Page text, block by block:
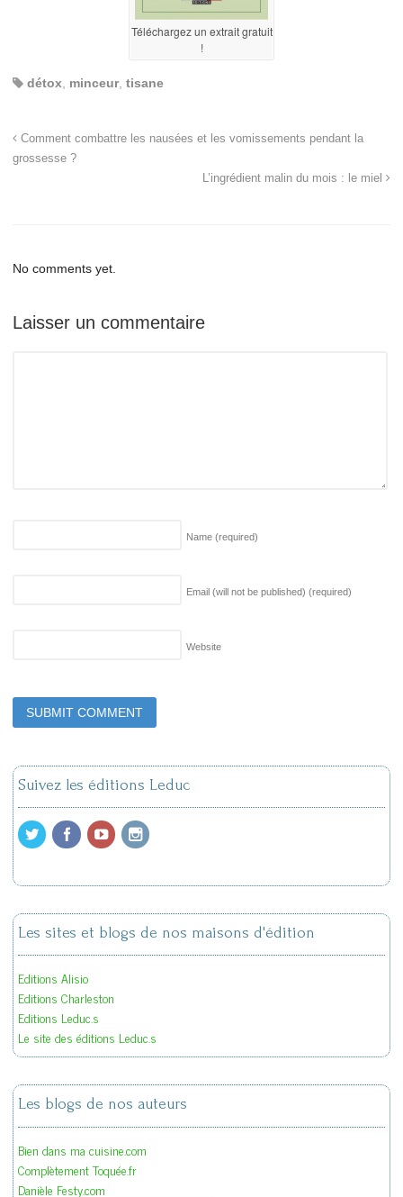
Téléchargez un extrait gratuit
!
détox, minceur, tisane
Comment combattre les nausées et les vomissements pendant la
grossesse ?
L’ingrédient malin du mois : le miel
No comments yet.
Laisser un commentaire
Name (required)
Email (will not be published) (required)
Website
Suivez les éditions Leduc
Les sites et blogs de nos maisons d'édition
Editions Alisio
Editions Charleston
Editions Leduc.s
Le site des éditions Leduc.s
Les blogs de nos auteurs
Bien dans ma cuisine.com
Complètement Toquée.fr
Danièle Festy.com